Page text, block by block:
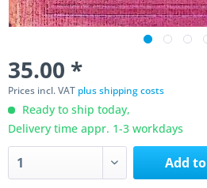
35.00 *
Prices incl. VAT plus shipping costs
Ready to ship today,
Delivery time appr. 1-3 workdays
Add to